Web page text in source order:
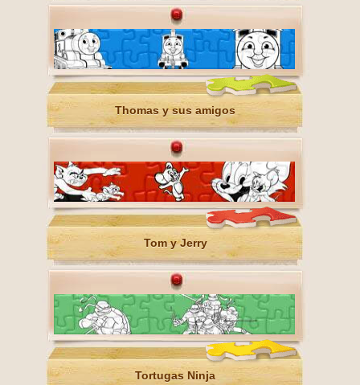
Thomas y sus amigos
Tom y Jerry
Tortugas Ninja